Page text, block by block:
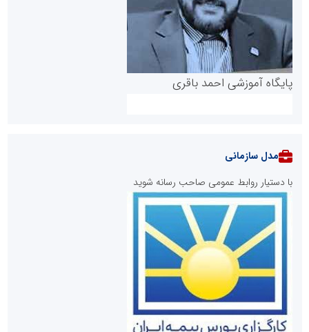
پایگاه آموزشی احمد باقری
روابط عمومی خبرگزاری گزارش خبر
مدل سازمانی
با دستیار روابط عمومی صاحب رسانه شوید